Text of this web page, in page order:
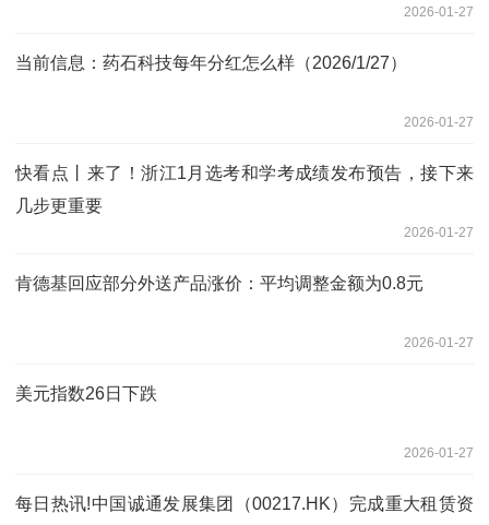
2026-01-27
当前信息：药石科技每年分红怎么样（2026/1/27）
2026-01-27
快看点丨来了！浙江1月选考和学考成绩发布预告，接下来
几步更重要
2026-01-27
肯德基回应部分外送产品涨价：平均调整金额为0.8元
2026-01-27
美元指数26日下跌
2026-01-27
每日热讯!中国诚通发展集团（00217.HK）完成重大租赁资